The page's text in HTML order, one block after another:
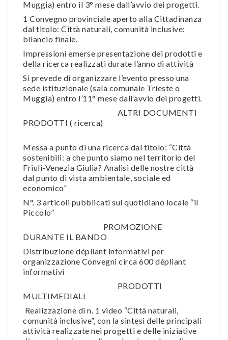
Muggia) entro il 3° mese dall’avvio dei progetti.
1 Convegno provinciale aperto alla Cittadinanza
dal titolo: Città naturali, comunità inclusive:
bilancio finale.
Impressioni emerse presentazione dei prodotti e
della ricerca realizzati durate l’anno di attività
Si prevede di organizzare l’evento presso una
sede istituzionale (sala comunale Trieste o
Muggia) entro l’11° mese dall’avvio dei progetti.
ALTRI DOCUMENTI
PRODOTTI ( ricerca)
Messa a punto di una ricerca dal titolo: “Città
sostenibili: a che punto siamo nel territorio del
Friuli-Venezia Giulia? Analisi delle nostre città
dal punto di vista ambientale, sociale ed
economico”
N°. 3 articoli pubblicati sul quotidiano locale “il
Piccolo”
PROMOZIONE
DURANTE IL BANDO
Distribuzione dépliant informativi per
organizzazione Convegni circa 600 dépliant
informativi
PRODOTTI
MULTIMEDIALI
Realizzazione di n. 1 video “Città naturali,
comunità inclusive”, con la sintesi delle principali
attività realizzate nei progetti e delle iniziative